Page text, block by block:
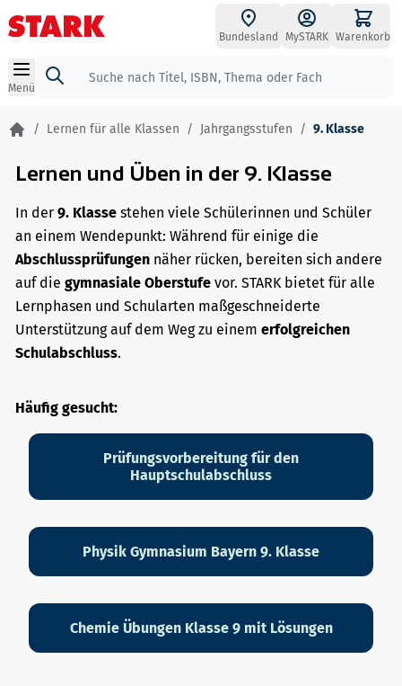
Zum Inhalt springen
Bundesland MySTARK Warenkorb
Menü
Suche
/ Lernen für alle Klassen / Jahrgangsstufen / 9. Klasse
Lernen und Üben in der 9. Klasse
In der 9. Klasse stehen viele Schülerinnen und Schüler
an einem Wendepunkt: Während für einige die
Abschlussprüfungen näher rücken, bereiten sich andere
auf die gymnasiale Oberstufe vor. STARK bietet für alle
Lernphasen und Schularten maßgeschneiderte
Unterstützung auf dem Weg zu einem erfolgreichen
Schulabschluss.
Häufig gesucht:
Prüfungsvorbereitung für den
Hauptschulabschluss
Physik Gymnasium Bayern 9. Klasse
Chemie Übungen Klasse 9 mit Lösungen